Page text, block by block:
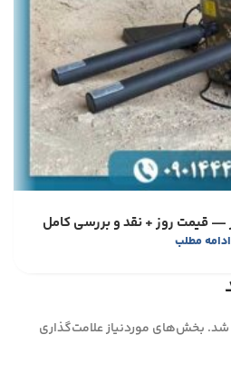
ادامه مطلب
شد. بخش‌های موردنیاز علامت‌گذاری